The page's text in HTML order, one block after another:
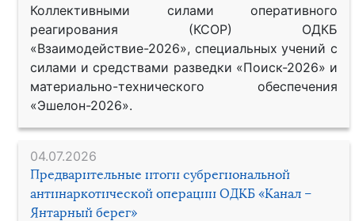
Коллективными силами оперативного
реагирования (КСОР) ОДКБ
«Взаимодействие-2026», специальных учений с
силами и средствами разведки «Поиск-2026» и
материально-технического обеспечения
«Эшелон-2026».
04.07.2026
Предварительные итоги субрегиональной
антинаркотической операции ОДКБ «Канал –
Янтарный берег»